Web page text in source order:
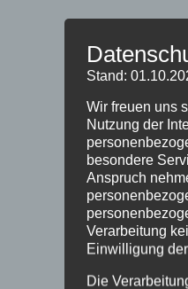
Stand:
Wir freuen uns
Nutzung der
besondere
Anspruch
Verarbeitung
Einwilligung
Die